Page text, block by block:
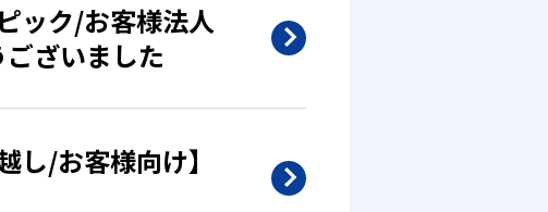
ック/お客様法人
ざいました
/お客様向け】